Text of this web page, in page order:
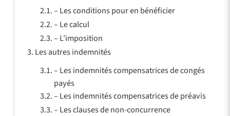
– Les conditions pour en bénéficier
– Le calcul
– L’imposition
Les autres indemnités
– Les indemnités compensatrices de congés
payés
– Les indemnités compensatrices de préavis
– Les clauses de non-concurrence